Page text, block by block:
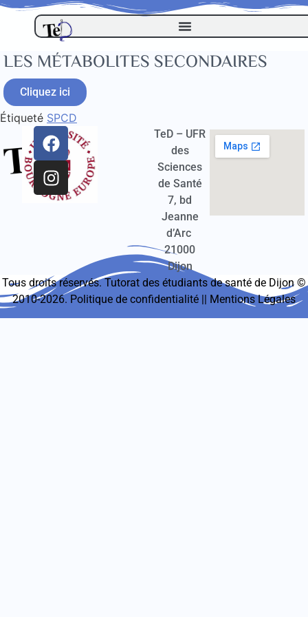
LES MÉTABOLITES SECONDAIRES
Cliquez ici
Étiqueté SPCD
TeD – UFR
des
Sciences
de Santé
7, bd
Jeanne
d’Arc
21000
Dijon
Tous droits réservés. Tutorat des étudiants de santé de Dijon ©
2010-2026. Politique de confidentialité || Mentions Légales